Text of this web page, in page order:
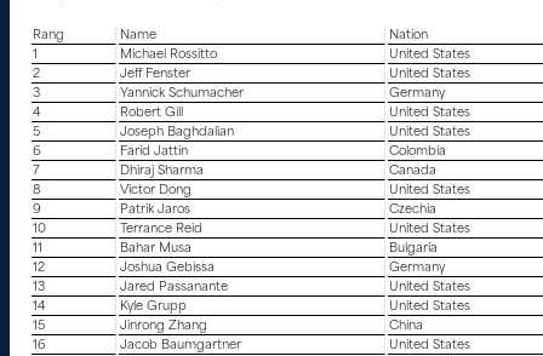
Rang Name
Nation
1
Michael Rossitto
United States
2
Jeff Fenster
United States
3
Yannick Schumacher
Germany
4
Robert Gill
United States
5
Joseph Baghdalian
United States
6
Farid Jattin
Colombia
7
Dhiraj Sharma
Canada
8
Victor Dong
United States
9
Patrik Jaros
Czechia
10
Terrance Reid
United States
11
Bahar Musa
Bulgaria
12
Joshua Gebissa
Germany
13
Jared Passanante
United States
14
Kyle Grupp
United States
15
Jinrong Zhang
China
16
Jacob Baumgartner
United States